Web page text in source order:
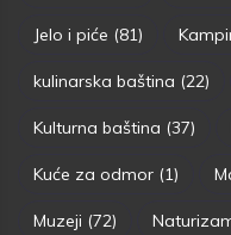
Jelo i piće (81)
kulinarska baština (22)
Kulturna baština (37)
Kuće za odmor (1)
Muzeji (72)